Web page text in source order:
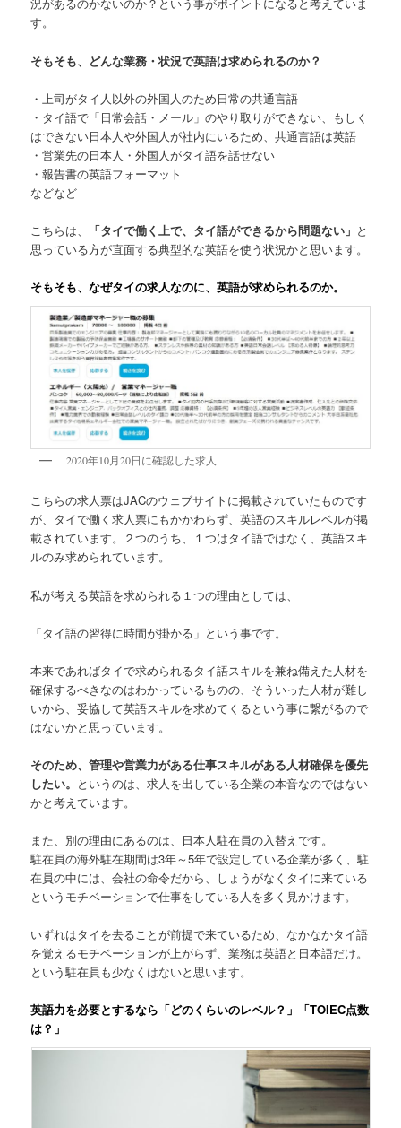
況があるのかないのか？という事がポイントになると考えていま
す。
そもそも、どんな業務・状況で英語は求められるのか？
・上司がタイ人以外の外国人のため日常の共通言語
・タイ語で「日常会話・メール」のやり取りができない、もしく
はできない日本人や外国人が社内にいるため、共通言語は英語
・営業先の日本人・外国人がタイ語を話せない
・報告書の英語フォーマット
などなど
こちらは、 「タイで働く上で、タイ語ができるから問題ない」 と
思っている方が直面する典型的な英語を使う状況かと思います。
そもそも、なぜタイの求人なのに、英語が求められるのか。
2020年10月20日に確認した求人
こちらの求人票はJACのウェブサイトに掲載されていたものです
が、タイで働く求人票にもかかわらず、英語のスキルレベルが掲
載されています。２つのうち、１つはタイ語ではなく、英語スキ
ルのみ求められています。
私が考える英語を求められる１つの理由としては、
「タイ語の習得に時間が掛かる」 という事です。
本来であればタイで求められるタイ語スキルを兼ね備えた人材を
確保するべきなのはわかっているものの、そういった人材が難し
いから、妥協して英語スキルを求めてくるという事に繋がるので
はないかと思っています。
そのため、管理や営業力がある仕事スキルがある人材確保を優先
したい。 というのは、求人を出している企業の本音なのではない
かと考えています。
また、別の理由にあるのは、 日本人駐在員の入替えです。
駐在員の海外駐在期間は3年～5年で設定している企業が多く、駐
在員の中には、会社の命令だから、しょうがなくタイに来ている
というモチベーションで仕事をしている人を多く見かけます。
いずれはタイを去ることが前提で来ているため、なかなかタイ語
を覚えるモチベーションが上がらず、業務は英語と日本語だけ。
という駐在員も少なくはないと思います。
英語力を必要とするなら「どのくらいのレベル？」「TOIEC点数
は？」